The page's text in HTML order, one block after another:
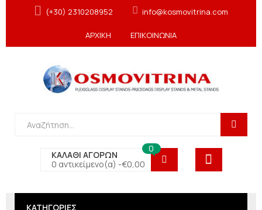
(+30) 2310208952 info@kosmovitrina.com
ΑΡΧΙΚΗ ΕΠΙΚΟΙΝΩΝΙΑ
ΚΑΛΑΘΙ ΑΓΟΡΩΝ
0 αντικείμενο(α) -€0,00
0
ΚΑΤΗΓΟΡΙΕΣ